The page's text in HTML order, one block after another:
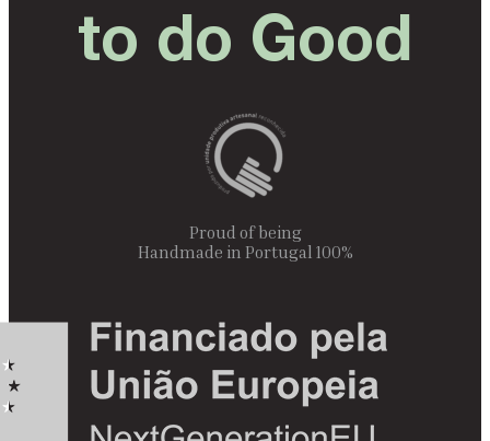
to do Good
Proud of being
100% Handmade in Portugal